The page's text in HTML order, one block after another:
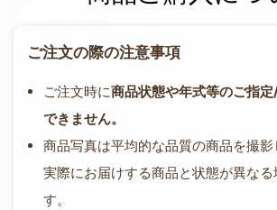
ご注文の際の注意事項
ご注文時に商品状態や年式等のご指
できません。
商品写真は平均的な品質の商品を撮影
実際にお届けする商品と状態が異なる
す。